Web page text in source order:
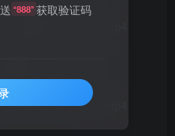
播2023.08.11）.mp4
2023.08.12）.mp4
播2023.08.14）.mp4
“888” 获取验证码